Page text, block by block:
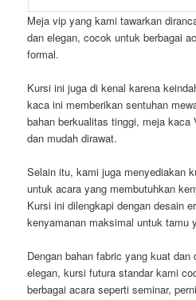
Meja vip yang kami tawarkan
dan elegan, cocok untuk berbagai
formal.
Kursi ini juga di kenal karena
kaca ini memberikan sentuhan
bahan berkualitas tinggi, meja
dan mudah dirawat.
Selain itu, kami juga menyediakan
untuk acara yang membutuhkan
Kursi ini dilengkapi dengan desain
kenyamanan maksimal untuk tamu
Dengan bahan fabric yang kuat
elegan, kursi futura standar kami
berbagai acara seperti seminar,